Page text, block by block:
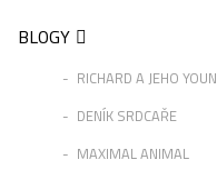
BLOGY
RICHARD A JEHO
DENÍK SRDCAŘE
MAXIMAL ANIMAL